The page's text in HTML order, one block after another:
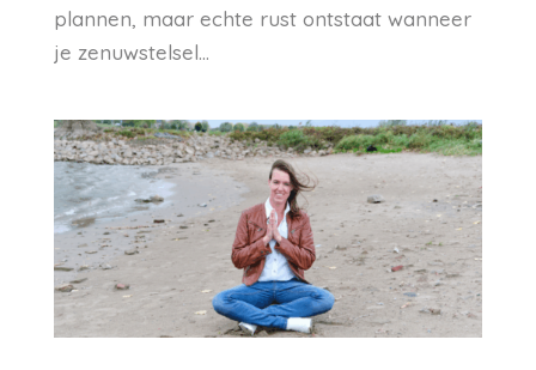
plannen, maar echte rust ontstaat wanneer
je zenuwstelsel...